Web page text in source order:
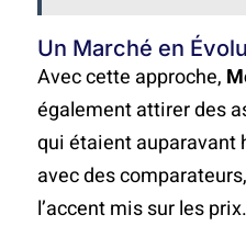
Un Marché en
Avec cette approche,
également attirer des
qui étaient auparavant
avec des
l’accent mis sur les